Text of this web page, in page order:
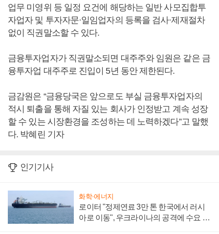
업무 미영위 등 일정 요건에 해당하는 일반 사모집합투
자업자 및 투자자문·일임업자의 등록을 검사·제재절차
없이 직권말소할 수 있다.
금융투자업자가 직권말소되면 대주주와 임원은 같은 금
융투자업 대주주로 진입이 5년 동안 제한된다.
금감원은 “금융당국은 앞으로도 부실 금융투자업자의
적시 퇴출을 통해 자질 있는 회사가 인정받고 계속 성장
할 수 있는 시장환경을 조성하는 데 노력하겠다”고 말했
다. 박혜린 기자
인기기사
화학·에너지
로이터 "정제연료 3만 톤 한국에서 러시
아로 이동", 우크라이나의 공격에 수요 늘